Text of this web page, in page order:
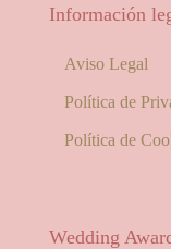
Información
Aviso Legal
Política de
Política de
Wedding